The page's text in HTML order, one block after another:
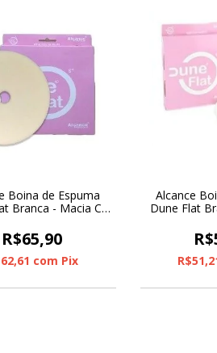
Boina de Espuma
Branca - Macia C/
R$65,90
com Pix
Alcance
Dune Flat